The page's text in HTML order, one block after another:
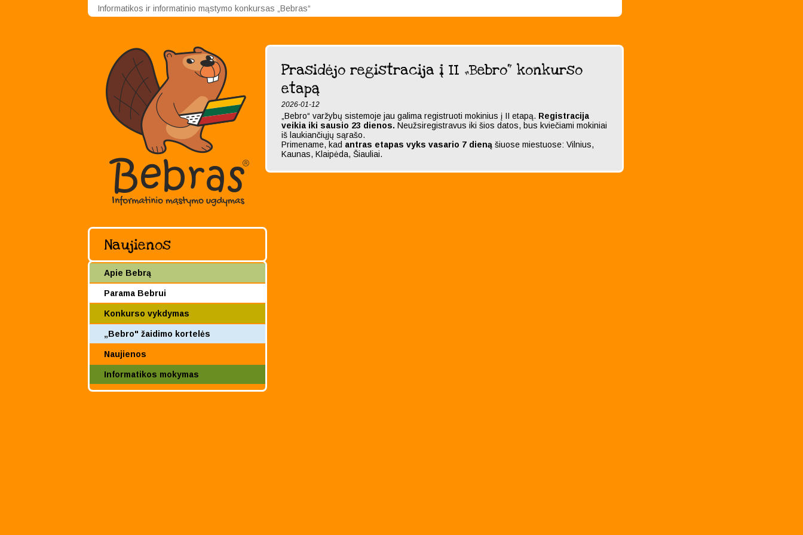
Informatikos ir informatinio mąstymo konkursas „Bebras“
Naujienos
Apie Bebrą
Parama Bebrui
Konkurso vykdymas
„Bebro" žaidimo kortelės
Naujienos
Informatikos mokymas
Prasidėjo registracija į II „Bebro“ konkurso
etapą
2026-01-12
„Bebro“ varžybų sistemoje jau galima registruoti mokinius į II etapą. Registracija
veikia iki sausio 23 dienos. Neužsiregistravus iki šios datos, bus kviečiami mokiniai
iš laukiančiųjų sąrašo.
Primename, kad antras etapas vyks vasario 7 dieną šiuose miestuose: Vilnius,
Kaunas, Klaipėda, Šiauliai.